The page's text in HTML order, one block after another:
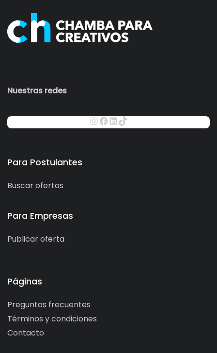
Nuestras redes
Para Postulantes
Buscar ofertas
Para Empresas
Publicar oferta
Páginas
Preguntas frecuentes
Términos y condiciones
Contacto